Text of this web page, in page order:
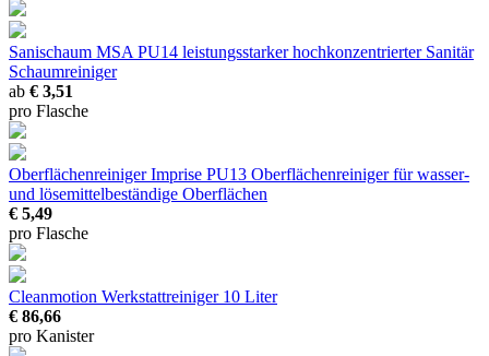
Sanischaum MSA PU14 leistungsstarker hochkonzentrierter Sanitär
Schaumreiniger
ab € 3,51
pro Flasche
Oberflächenreiniger Imprise PU13 Oberflächenreiniger für wasser-
und lösemittelbeständige Oberflächen
€ 5,49
pro Flasche
Cleanmotion Werkstattreiniger 10 Liter
€ 86,66
pro Kanister